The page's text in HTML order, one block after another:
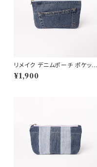
リメイク デニムポーチ ポケット
デザイン 市松裏地 クッション入
り
¥1,900